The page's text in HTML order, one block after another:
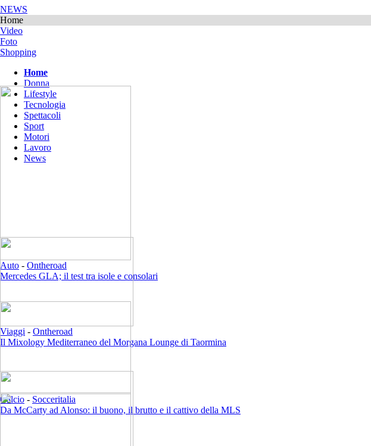
NEWS
Home
Video
Foto
Shopping
Home
Donna
Lifestyle
Tecnologia
Spettacoli
Sport
Motori
Lavoro
News
Auto - Ontheroad
Mercedes GLA; il test tra isole e consolari
Viaggi - Ontheroad
Il Mixology Mediterraneo del Morgana Lounge di Taormina
Calcio - Socceritalia
Da McCarty ad Alonso: il buono, il brutto e il cattivo della MLS